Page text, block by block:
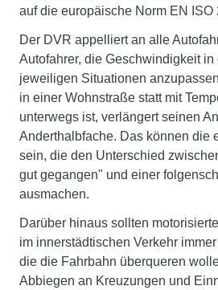
auf die europäische Norm EN ISO
Der DVR appelliert an alle
Autofahrer, die Geschwindigkeit in
jeweiligen Situationen
in einer Wohnstraße statt mit
unterwegs ist, verlängert seinen
Anderthalbfache. Das können die
sein, die den Unterschied
gut gegangen" und einer
ausmachen.
Darüber hinaus sollten
im innerstädtischen Verkehr
die die Fahrbahn überqueren
Abbiegen an Kreuzungen und